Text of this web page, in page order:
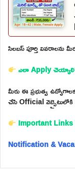
సిలబస్ పూర్తి వివరాలను
ఎలా Apply
మీరు ఈ ప్రభుత్వ
చేసి Official
Important
Notification &